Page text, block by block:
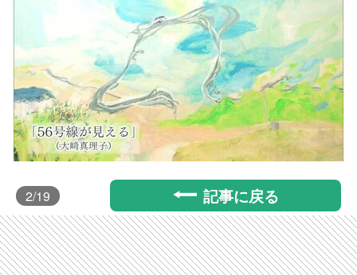
2/19 記事に戻る